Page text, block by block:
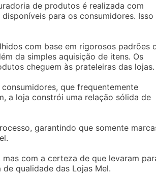
de produtos é realizada com
para os consumidores. Isso
com base em rigorosos padrões
da simples aquisição de itens. Os
cheguem às prateleiras das lojas.
que frequentemente
a loja constrói uma relação sólida de
garantindo que somente
com a certeza de que levaram
qualidade das Lojas Mel.